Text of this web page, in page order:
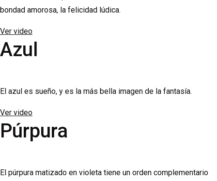
bondad amorosa, la felicidad lúdica.
Ver video
Azul
El azul es sueño, y es la más bella imagen de la fantasía.
Ver video
Púrpura
El púrpura matizado en violeta tiene un orden complementario